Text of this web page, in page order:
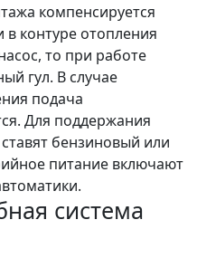
компенсируется
контуре отопления
то при работе
гул. В случае
подача
Для поддержания
бензиновый или
питание включают
система